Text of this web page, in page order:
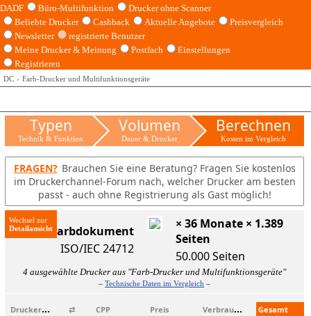
DADF
Büro-Multifunktion
Drucker ohne Scanner
Beliebte Drucker
Cashback Aktuelle Angebote
Preisvergleich
Newsletter
registrierte Benutzer
Meine Drucker & Meinung
Postfach
Einstellungen
Registrieren
DC Farb-Drucker und Multifunktionsgeräte
Typen
Technik & Funktion
Volumen
Dauer & Drucker
Berechnen
Kosten im Vergleich
FRAGEN? Brauchen Sie eine Beratung? Fragen Sie kostenlos
im Druckerchannel-Forum nach, welcher Drucker am besten
passt - auch ohne Registrierung als Gast möglich!
Wechsel zur
ISO-Farbdokument
ISO/IEC 24712
× 36 Monate × 1.389
Seiten
50.000 Seiten
4 ausgewählte Drucker aus "Farb-Drucker und Multifunktionsgeräte"
– Technische Daten im Vergleich –
D
ruckername ⇄ CPP Preis V
erbrauchsmaterialien